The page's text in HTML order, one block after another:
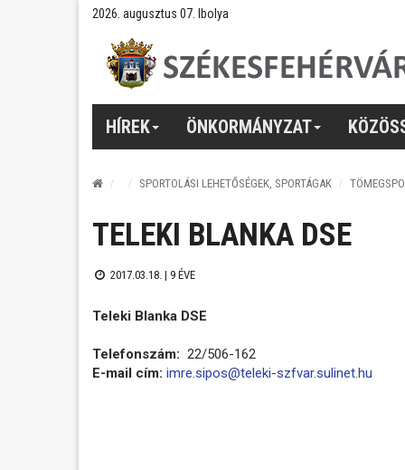
2026. augusztus 07. Ibolya
HÍREK ÖNKORMÁNYZAT
SPORTOLÁSI LEHETŐSÉGEK, SPORTÁGAK
TELEKI BLANKA DSE
2017.03.18. | 9 ÉVE
Teleki Blanka DSE
Telefonszám: 22/506-162
E-mail cím: imre.sipos@teleki-szfvar.sulinet.hu